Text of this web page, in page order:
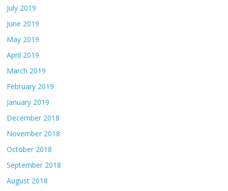
July 2019
June 2019
May 2019
April 2019
March 2019
February 2019
January 2019
December 2018
November 2018
October 2018
September 2018
August 2018